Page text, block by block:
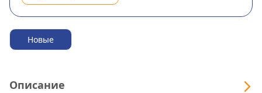
Новые
Описание